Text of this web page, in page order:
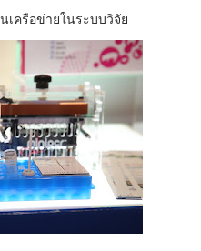
เครือข่ายในระบบวิจัย